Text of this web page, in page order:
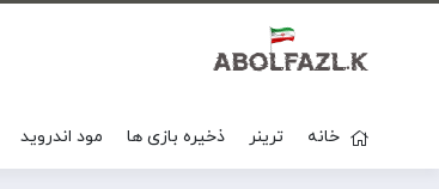
خانه ترینر ذخیره بازی ها مود اندروید